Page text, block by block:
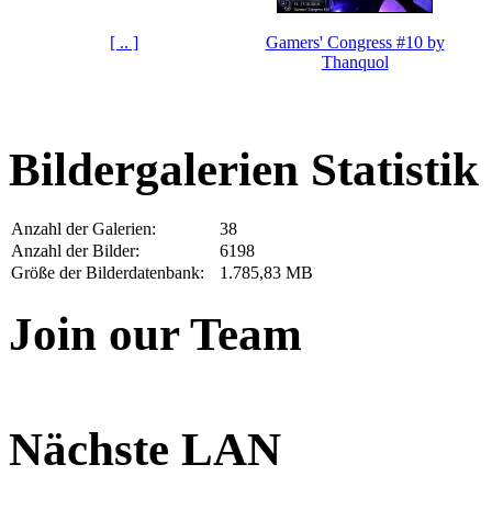
[ .. ]
Gamers' Congress #10 by
Thanquol
Bildergalerien Statistik
Anzahl der Galerien:
38
Anzahl der Bilder:
6198
Größe der Bilderdatenbank:
1.785,83 MB
Join our Team
Nächste LAN